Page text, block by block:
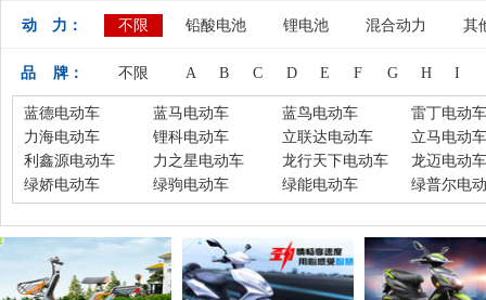
动 力： 不限 铅酸电池 锂电池 混合动力 其
品 牌： 不限 A B C D E F G H I
蓝德电动车 蓝马电动车 蓝鸟电动车
雷丁电动车
力海电动车
锂科电动车 立联达电动车
立马电动车
利鑫源电动车
力之星电动车 龙行天下电动车
龙迈电动车
绿娇电动车
绿驹电动车 绿能电动车 绿普尔电